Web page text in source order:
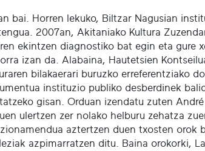
bai. Horren lekuko, Biltzar Nagusian
2007an, Akitaniako Kultura
ekintzen diagnostiko bat egin eta gure
izan da. Alabaina, Hautetsien
bilakaerari buruzko erreferentziako
instituzio publiko desberdinek
gisan. Orduan izendatu zuten
ulertzen zer nolako helburu zehatza
aztertzen duen txosten orok
azpimarratzen ditu. Baina orokorki,